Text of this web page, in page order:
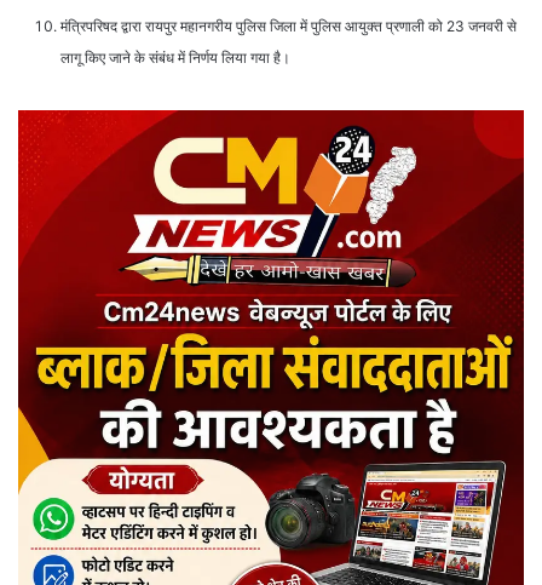
मंत्रिपरिषद द्वारा रायपुर महानगरीय पुलिस जिला में पुलिस आयुक्त प्रणाली को 23 जनवरी से
लागू किए जाने के संबंध में निर्णय लिया गया है।